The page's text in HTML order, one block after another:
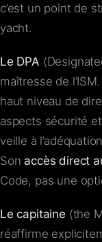
c’est un point de
yacht.
Le DPA
maîtresse de
haut niveau de
aspects sécurité
veille à
Son accès direct
Code, pas une
Le capitaine (the
réaffirme